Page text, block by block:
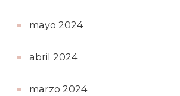
mayo 2024
abril 2024
marzo 2024